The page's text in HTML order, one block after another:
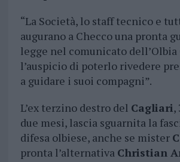
“La Società, lo staff tecnico e
augurano a Checco una pronta
legge nel comunicato dell’Olbia
l’auspicio di poterlo rivedere
a guidare i suoi compagni”.
L’ex terzino destro del Cagliari,
due mesi, lascia sguarnita la
difesa olbiese, anche se mister
pronta l’alternativa Christian